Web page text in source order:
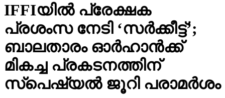
IFFIയില്‍ പ്രേക്ഷക
പ്രശംസ നേടി ‘സര്‍ക്കീട്ട്’;
ബാലതാരം ഓര്‍ഹാന്‍ക്ക്
മികച്ച പ്രകടനത്തിന്
സ്‌പെഷ്യല്‍ ജൂറി പരാമര്‍ശം